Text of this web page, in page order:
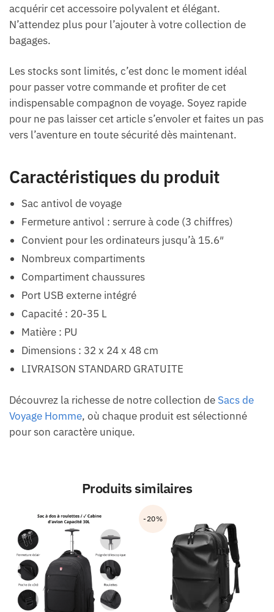
acquérir cet accessoire polyvalent et élégant.
N’attendez plus pour l’ajouter à votre collection de
bagages.
Les stocks sont limités, c’est donc le moment idéal
pour passer votre commande et profiter de cet
indispensable compagnon de voyage. Soyez rapide
pour ne pas laisser cet article s’envoler et faites un pas
vers l’aventure en toute sécurité dès maintenant.
Caractéristiques du produit
Sac antivol de voyage
Fermeture antivol : serrure à code (3 chiffres)
Convient pour les ordinateurs jusqu’à 15.6″
Nombreux compartiments
Compartiment chaussures
Port USB externe intégré
Capacité : 20-35 L
Matière : PU
Dimensions : 32 x 24 x 48 cm
LIVRAISON STANDARD GRATUITE
Découvrez la richesse de notre collection de Sacs de
Voyage Homme, où chaque produit est sélectionné
pour son caractère unique.
Produits similaires
-20%